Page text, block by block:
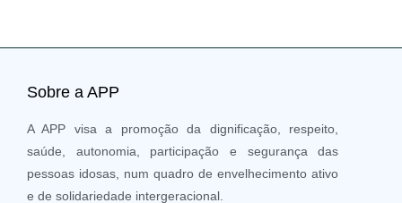
Sobre a APP
A APP visa a promoção da dignificação, respeito,
saúde, autonomia, participação e segurança das
pessoas idosas, num quadro de envelhecimento ativo
e de solidariedade intergeracional.